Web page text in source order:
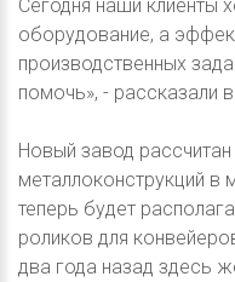
Сегодня наши клиенты
оборудование, а
производственных
помочь», - рассказали
Новый завод
металлоконструкций
теперь будет
роликов для
два года назад здесь